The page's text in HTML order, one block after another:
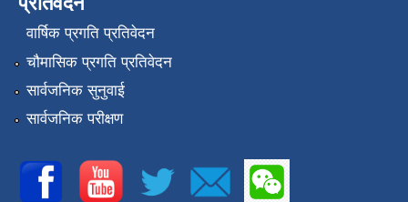
वार्षिक प्रगति प्रतिवेदन
चौमासिक प्रगति प्रतिवेदन
सार्वजनिक सुनुवाई
सार्वजनिक परीक्षण